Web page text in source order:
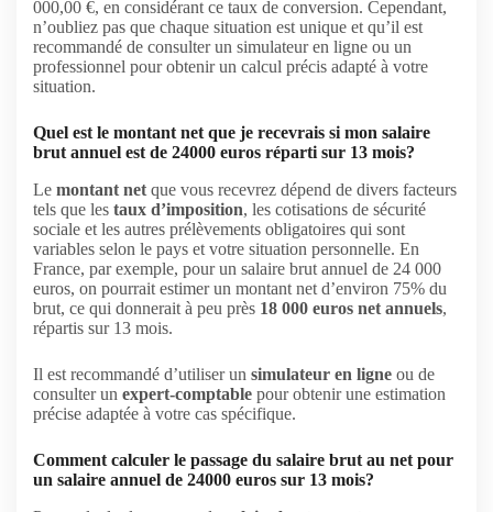
000,00 €, en considérant ce taux de conversion. Cependant,
n’oubliez pas que chaque situation est unique et qu’il est
recommandé de consulter un simulateur en ligne ou un
professionnel pour obtenir un calcul précis adapté à votre
situation.
Quel est le montant net que je recevrais si mon salaire
brut annuel est de 24000 euros réparti sur 13 mois?
Le montant net que vous recevrez dépend de divers facteurs
tels que les taux d’imposition, les cotisations de sécurité
sociale et les autres prélèvements obligatoires qui sont
variables selon le pays et votre situation personnelle. En
France, par exemple, pour un salaire brut annuel de 24 000
euros, on pourrait estimer un montant net d’environ 75% du
brut, ce qui donnerait à peu près 18 000 euros net annuels,
répartis sur 13 mois.
Il est recommandé d’utiliser un simulateur en ligne ou de
consulter un expert-comptable pour obtenir une estimation
précise adaptée à votre cas spécifique.
Comment calculer le passage du salaire brut au net pour
un salaire annuel de 24000 euros sur 13 mois?